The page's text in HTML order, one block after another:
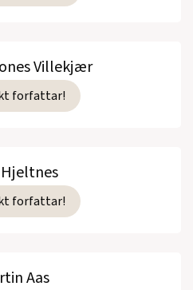
Villekjær
forfattar!
forfattar!
Aas